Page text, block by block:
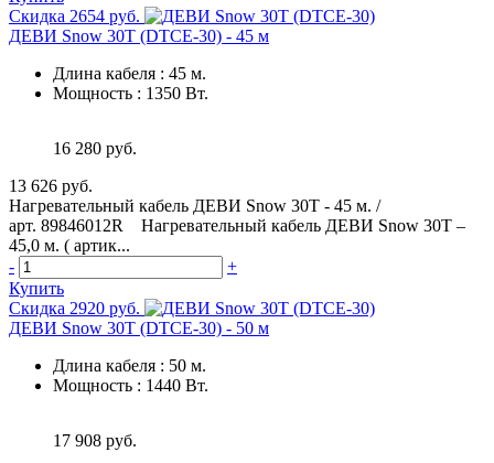
Скидка 2654 руб.
ДЕВИ Snow 30T (DTCE-30) - 45 м
Длина кабеля : 45 м.
Мощность : 1350 Вт.
16 280 руб.
13 626 руб.
Нагревательный кабель ДЕВИ Snow 30T - 45 м. /
арт. 89846012R Нагревательный кабель ДЕВИ Snow 30T –
45,0 м. ( артик...
-
+
Купить
Скидка 2920 руб.
ДЕВИ Snow 30T (DTCE-30) - 50 м
Длина кабеля : 50 м.
Мощность : 1440 Вт.
17 908 руб.